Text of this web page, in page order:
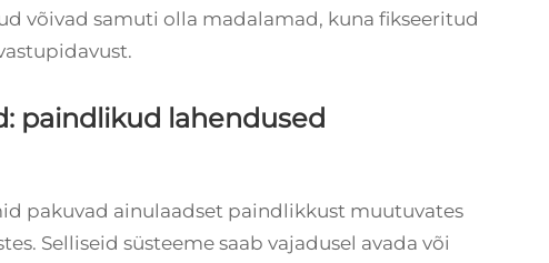
võivad samuti olla madalamad, kuna fikseeritud
paindlikud lahendused
pakuvad ainulaadset paindlikkust muutuvates
Selliseid süsteeme saab vajadusel avada või